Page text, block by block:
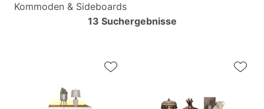
Kommoden & Sideboards
13 Suchergebnisse